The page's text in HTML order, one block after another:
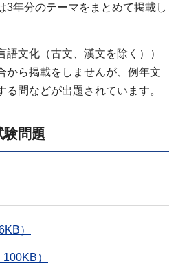
3年分のテーマをまとめて掲載し
文化（古文、漢文を除く））
から掲載をしませんが、例年文
問などが出題されています。
験問題
）
）